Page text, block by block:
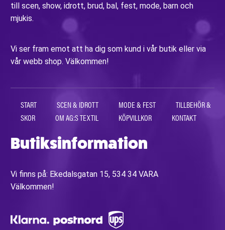
till scen, show, idrott, brud, bal, fest, mode, barn och
mjukis.
Vi ser fram emot att ha dig som kund i vår butik eller via
vår webb shop. Välkommen!
START SCEN & IDROTT MODE & FEST
TILLBEHÖR &
SKOR
OM AG:S TEXTIL KÖPVILLKOR KONTAKT
Butiksinformation
Vi finns på: Ekedalsgatan 15, 534 34 VARA
Välkommen!